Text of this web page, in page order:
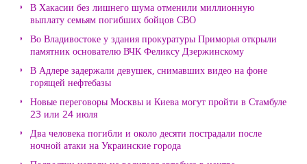
В Хакасии без лишнего шума отменили миллионную
выплату семьям погибших бойцов СВО
Во Владивостоке у здания прокуратуры Приморья открыли
памятник основателю ВЧК Феликсу Дзержинскому
В Адлере задержали девушек, снимавших видео на фоне
горящей нефтебазы
Новые переговоры Москвы и Киева могут пройти в Стамбуле
23 или 24 июля
Два человека погибли и около десяти пострадали после
ночной атаки на Украинские города